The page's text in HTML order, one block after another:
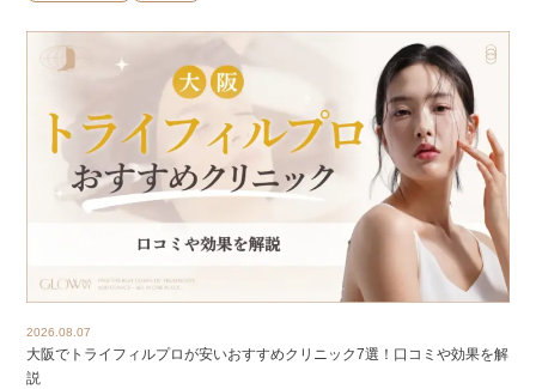
2026.08.07
大阪でトライフィルプロが安いおすすめクリニック7選！口コミや効果を解
説